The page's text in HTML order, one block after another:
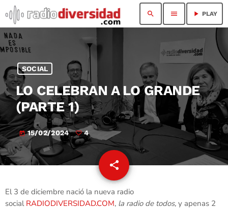
search menu play_arrow PLAY
SOCIAL
LO CELEBRAN A LO GRANDE
(PARTE 1)
today 15/02/2024 4
share
email
El 3 de diciembre nació la nueva radio
social RADIODIVERSIDAD.COM, la radio de todos, y apenas 2